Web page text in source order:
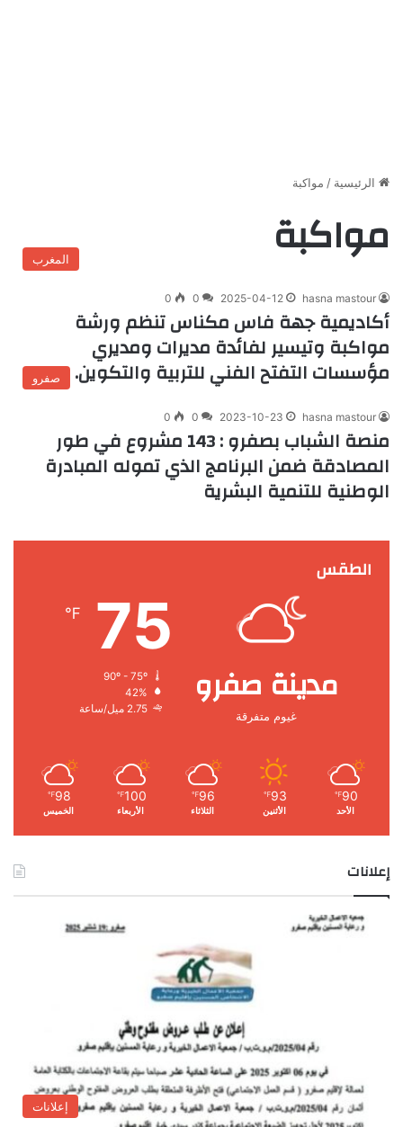
الرئيسية / مواكبة
مواكبة المغرب
hasna mastour
2025-04-12
0
0
أكاديمية جهة فاس مكناس تنظم ورشة
مواكبة وتيسير لفائدة مديرات ومديري
مؤسسات التفتح الفني للتربية والتكوين. صفرو
hasna mastour
2023-10-23
0
0
منصة الشباب بصفرو : 143 مشروع في طور
المصادقة ضمن البرنامج الذي تموله المبادرة
الوطنية للتنمية البشرية
الطقس
مدينة صفرو
غيوم متفرقة
75
℉
42%
2.75 ميل/ساعة
90
℉
الأحد
93
℉
الأثنين
96
℉
الثلاثاء
100
℉
الأربعاء
98
℉
الخميس
إعلانات
إعلانات